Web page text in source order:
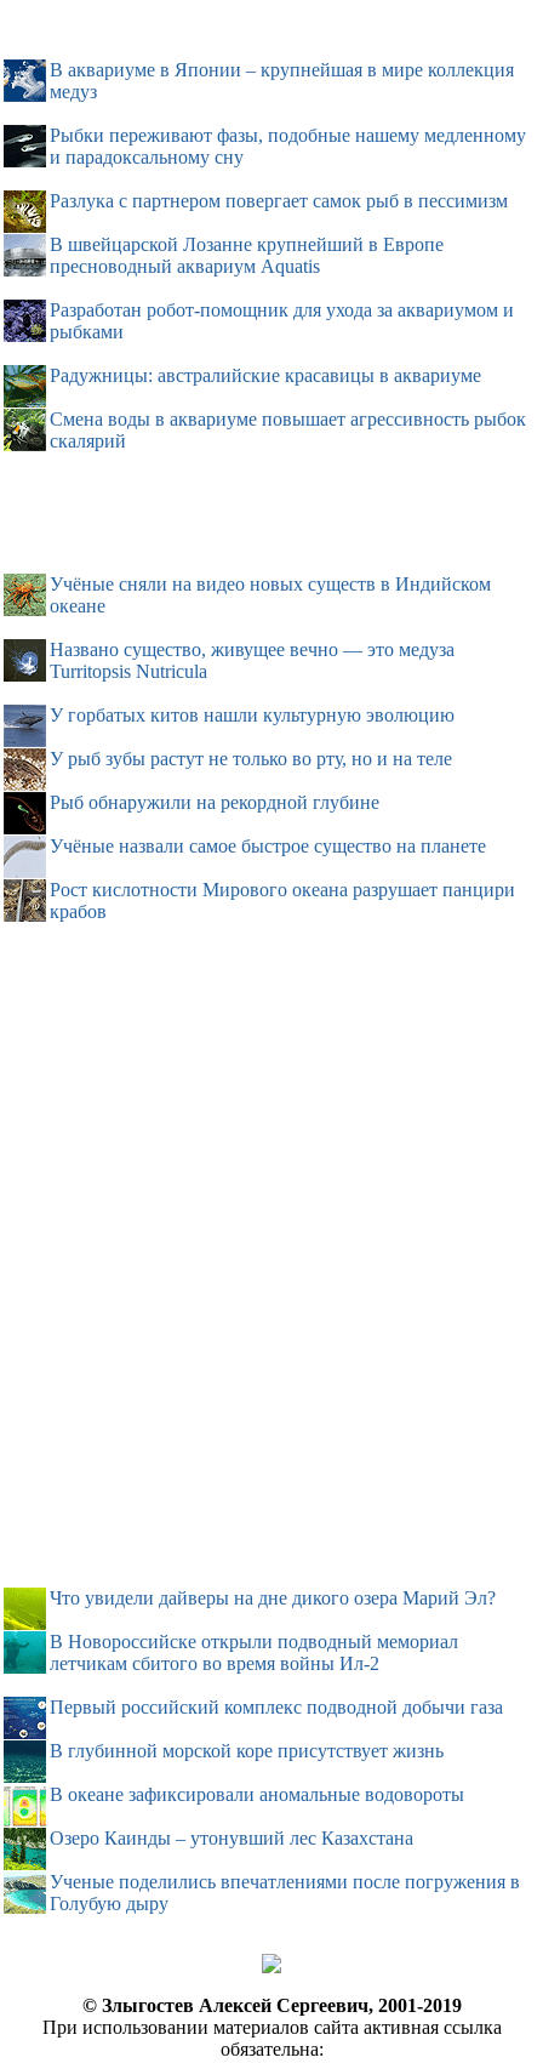
В аквариуме в Японии – крупнейшая в мире коллекция
медуз
Рыбки переживают фазы, подобные нашему медленному
и парадоксальному сну
Разлука с партнером повергает самок рыб в пессимизм
В швейцарской Лозанне крупнейший в Европе
пресноводный аквариум Aquatis
Разработан робот-помощник для ухода за аквариумом и
рыбками
Радужницы: австралийские красавицы в аквариуме
Смена воды в аквариуме повышает агрессивность рыбок
скалярий
Учёные сняли на видео новых существ в Индийском
океане
Названо существо, живущее вечно — это медуза
Turritopsis Nutricula
У горбатых китов нашли культурную эволюцию
У рыб зубы растут не только во рту, но и на теле
Рыб обнаружили на рекордной глубине
Учёные назвали самое быстрое существо на планете
Рост кислотности Мирового океана разрушает панцири
крабов
Что увидели дайверы на дне дикого озера Марий Эл?
В Новороссийске открыли подводный мемориал
летчикам сбитого во время войны Ил-2
Первый российский комплекс подводной добычи газа
В глубинной морской коре присутствует жизнь
В океане зафиксировали аномальные водовороты
Озеро Каинды – утонувший лес Казахстана
Ученые поделились впечатлениями после погружения в
Голубую дыру
© Злыгостев Алексей Сергеевич, 2001-2019
При использовании материалов сайта активная ссылка
обязательна: